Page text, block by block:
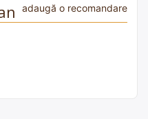
adaugă o recomandare